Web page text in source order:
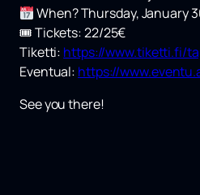
When? Thursday, January
🎟 Tickets: 22/25€
Tiketti: https://www.tiketti.fi/
Eventual: https://
See you there!